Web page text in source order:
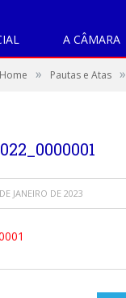
A CÂMARA
Home » Pautas e Atas »
JANEIRO DE 2023